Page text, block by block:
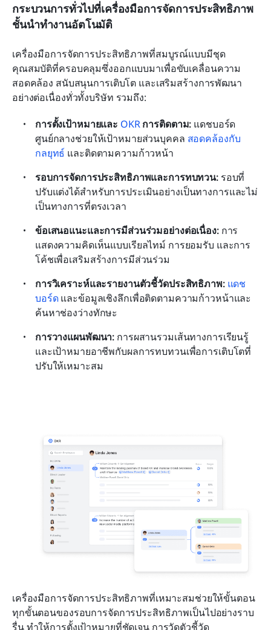
กระบวนการทั่วไปที่เครื่องมือการจัดการประสิทธิภาพ
ชั้นนำทำงานอัตโนมัติ
เครื่องมือการจัดการประสิทธิภาพที่สมบูรณ์แบบมีชุด
คุณสมบัติที่ครอบคลุมซึ่งออกแบบมาเพื่อขับเคลื่อนความ
สอดคล้อง สนับสนุนการเติบโต และเสริมสร้างการพัฒนา
อย่างต่อเนื่องทั่วทั้งบริษัท รวมถึง:
การตั้งเป้าหมายและ OKR การติดตาม: แดชบอร์ด
ศูนย์กลางช่วยให้เป้าหมายส่วนบุคคล สอดคล้องกับ
กลยุทธ์ และติดตามความก้าวหน้า
รอบการจัดการประสิทธิภาพและการทบทวน: รอบที่
ปรับแต่งได้สำหรับการประเมินอย่างเป็นทางการและไม่
เป็นทางการที่ตรงเวลา
ข้อเสนอแนะและการมีส่วนร่วมอย่างต่อเนื่อง: การ
แสดงความคิดเห็นแบบเรียลไทม์ การยอมรับ และการ
โค้ชเพื่อเสริมสร้างการมีส่วนร่วม
การวิเคราะห์และรายงานตัวชี้วัดประสิทธิภาพ: แดช
บอร์ด และข้อมูลเชิงลึกเพื่อติดตามความก้าวหน้าและ
ค้นหาช่องว่างทักษะ
การวางแผนพัฒนา: การผสานรวมเส้นทางการเรียนรู้
และเป้าหมายอาชีพกับผลการทบทวนเพื่อการเติบโตที่
ปรับให้เหมาะสม
เครื่องมือการจัดการประสิทธิภาพที่เหมาะสมช่วยให้ขั้นตอน
ทุกขั้นตอนของรอบการจัดการประสิทธิภาพเป็นไปอย่างราบ
รื่น ทำให้การตั้งเป้าหมายที่ชัดเจน การวัดตัวชี้วัด